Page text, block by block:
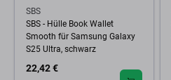
SBS
SBS - Hülle Book Wallet
Smooth für Samsung Galaxy
S25 Ultra, schwarz
22,42 €